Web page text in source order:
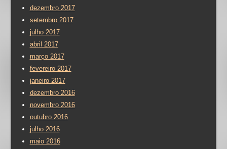
dezembro 2017
setembro 2017
julho 2017
abril 2017
março 2017
fevereiro 2017
janeiro 2017
dezembro 2016
novembro 2016
outubro 2016
julho 2016
maio 2016